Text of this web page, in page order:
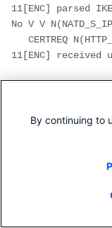
11[ENC] parsed
No V V
CERTREQ
11[ENC] received
11[ENC] received
By continuing to